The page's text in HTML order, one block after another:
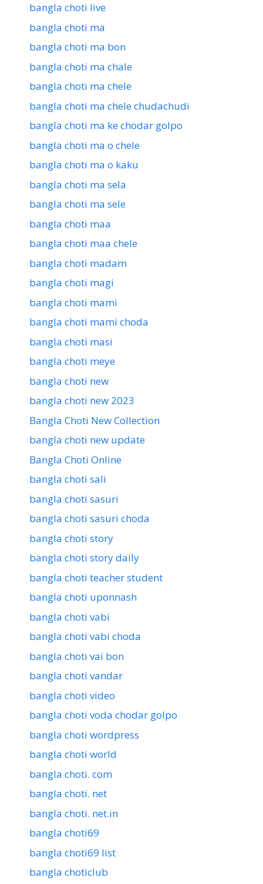
bangla choti live
bangla choti ma
bangla choti ma bon
bangla choti ma chale
bangla choti ma chele
bangla choti ma chele chudachudi
bangla choti ma ke chodar golpo
bangla choti ma o chele
bangla choti ma o kaku
bangla choti ma sela
bangla choti ma sele
bangla choti maa
bangla choti maa chele
bangla choti madam
bangla choti magi
bangla choti mami
bangla choti mami choda
bangla choti masi
bangla choti meye
bangla choti new
bangla choti new 2023
Bangla Choti New Collection
bangla choti new update
Bangla Choti Online
bangla choti sali
bangla choti sasuri
bangla choti sasuri choda
bangla choti story
bangla choti story daily
bangla choti teacher student
bangla choti uponnash
bangla choti vabi
bangla choti vabi choda
bangla choti vai bon
bangla choti vandar
bangla choti video
bangla choti voda chodar golpo
bangla choti wordpress
bangla choti world
bangla choti. com
bangla choti. net
bangla choti. net.in
bangla choti69
bangla choti69 list
bangla choticlub